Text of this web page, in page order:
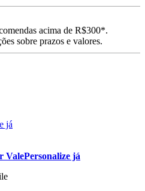
acima de R$300*.
sobre prazos e valores.
já
ValePersonalize já